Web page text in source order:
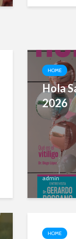
HOME
Hola
2026
admin
HOME